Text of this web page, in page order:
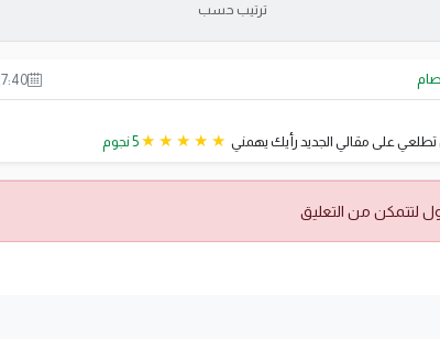
ترتيب حسب
على مقالي الجديد رأيك يهمني
5 نجوم
لتتمكن من التعليق